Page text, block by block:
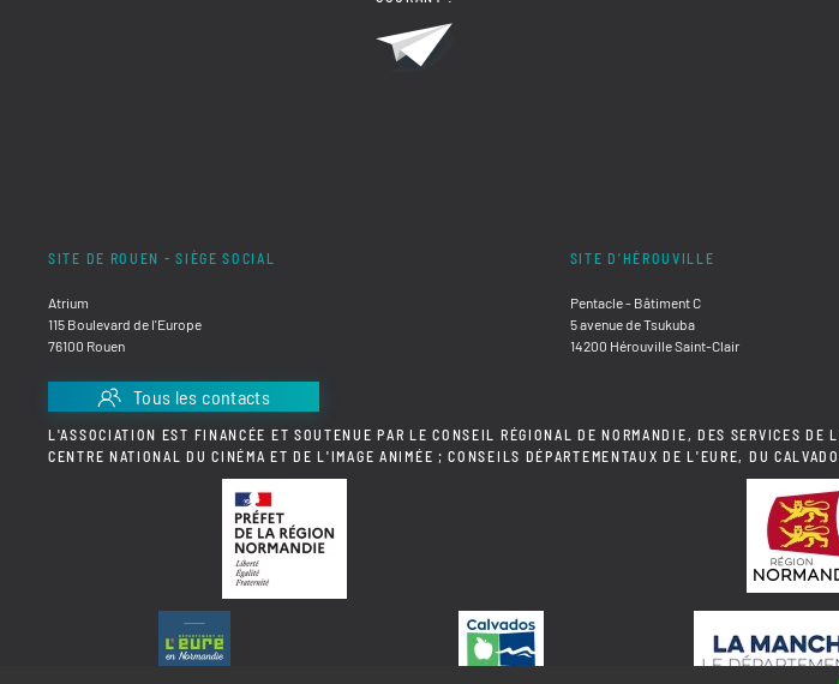
SITE DE ROUEN - SIÈGE SOCIAL
Atrium
115 Boulevard de l'Europe
76100 Rouen
Tous les contacts
SITE D'HÉROUVILLE
Pentacle - Bâtiment C
5 avenue de Tsukuba
14200 Hérouville Saint-Clair
L'ASSOCIATION EST FINANCÉE ET SOUTENUE PAR LE CONSEIL RÉGIONAL DE NORMANDIE, DES SERVICES
CENTRE NATIONAL DU CINÉMA ET DE L'IMAGE ANIMÉE ; CONSEILS DÉPARTEMENTAUX DE L'EURE, DU